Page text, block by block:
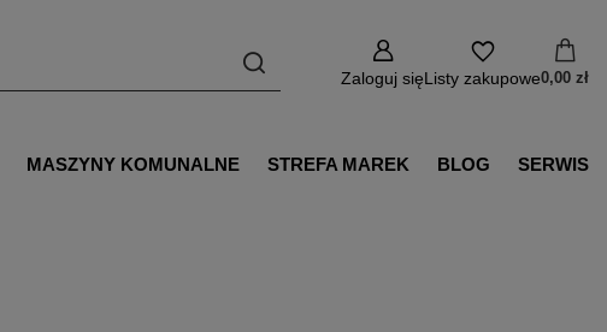
Zaloguj sięListy zakupowe0,00 zł
MASZYNY KOMUNALNE STREFA MAREK BLOG SERWIS